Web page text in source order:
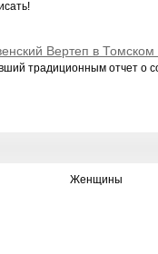
Вертеп в
традиционным отчет о
Женщины